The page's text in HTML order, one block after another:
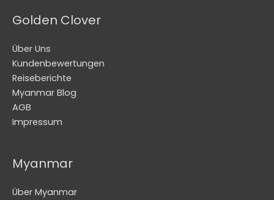
Golden Clover
Über Uns
Kundenbewertungen
Reiseberichte
Myanmar Blog
AGB
Impressum
Myanmar
Über Myanmar